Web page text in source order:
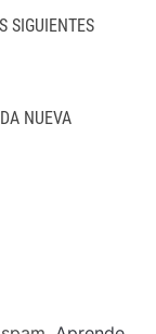
SIGUIENTES
NUEVA